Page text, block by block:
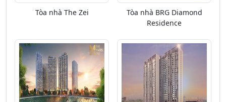
Tòa nhà The Zei
Tòa nhà BRG Diamond
Residence